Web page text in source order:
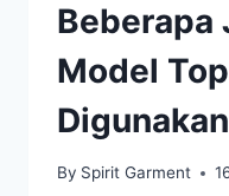
Beberapa
Model
Digunakan
By Spirit Garment